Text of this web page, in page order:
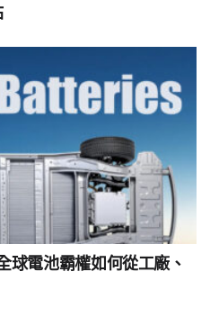
球電池霸權如何從工廠、